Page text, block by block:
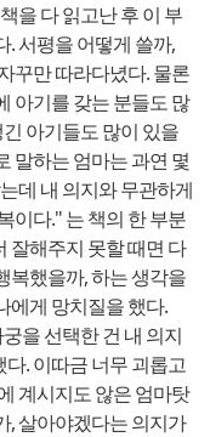
을 다 읽고난 후 이 부
. 서평을 어떻게 쓸까,
꾸만 따라다녔다. 물론
아기를 갖는 분들도 많
아기들도 많이 있을
말하는 엄마는 과연 몇
데 내 의지와 무관하게
이다." 는 책의 한 부분
잘해주지 못할 때면 다
복했을까, 하는 생각을
에게 망치질을 했다.
을 선택한 건 내 의지
. 이따금 너무 괴롭고
계시지도 않은 엄마탓
, 살아야겠다는 의지가